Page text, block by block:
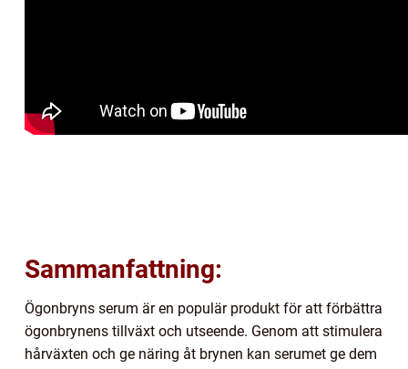
Sammanfattning:
Ögonbryns serum är en populär produkt för att förbättra
ögonbrynens tillväxt och utseende. Genom att stimulera
hårväxten och ge näring åt brynen kan serumet ge dem